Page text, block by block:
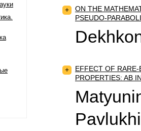
+
ON THE
PSEUDO-
+
EFFECT OF
PROPERTIES: AB